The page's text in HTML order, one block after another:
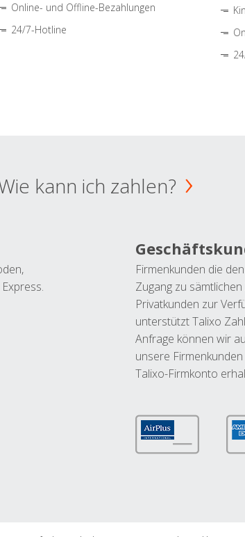
Online- und Offline-Bezahlungen
24/7-Hotline
kann ich zahlen?
Firmenkunden die
Zugang zu
Privatkunden zur
unterstützt Talixo
Anfrage können wir
unsere
Talixo-Firmkonto